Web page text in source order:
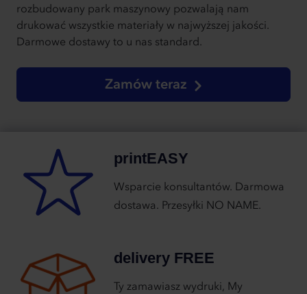
rozbudowany park maszynowy pozwalają nam
drukować wszystkie materiały w najwyższej jakości.
Darmowe dostawy to u nas standard.
Zamów teraz
printEASY
Wsparcie konsultantów. Darmowa
dostawa. Przesyłki NO NAME.
delivery FREE
Ty zamawiasz wydruki, My